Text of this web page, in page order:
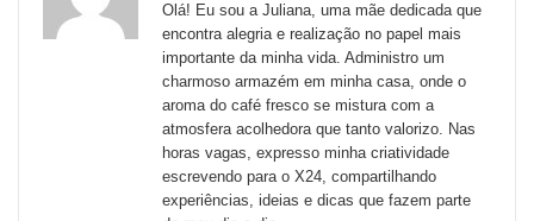
externos
Olá! Eu sou a Juliana, uma mãe dedicada que
encontra alegria e realização no papel mais
importante da minha vida. Administro um
charmoso armazém em minha casa, onde o
aroma do café fresco se mistura com a
atmosfera acolhedora que tanto valorizo. Nas
horas vagas, expresso minha criatividade
escrevendo para o X24, compartilhando
experiências, ideias e dicas que fazem parte